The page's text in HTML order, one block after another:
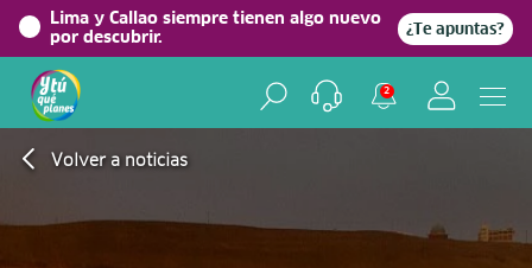
Lima y Callao siempre tienen algo nuevo
por descubrir.
¿Te apuntas?
2
Volver a noticias